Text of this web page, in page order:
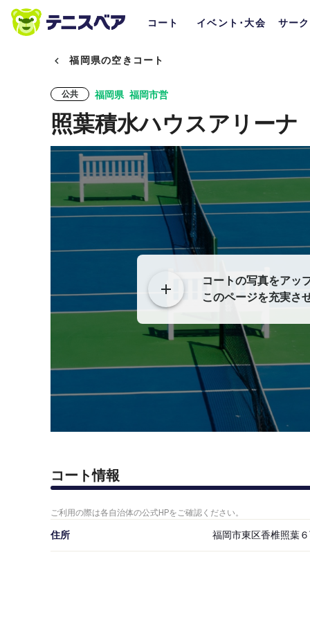
コート イベント･大会 サー
福岡県の空きコート
公共 福岡県 福岡市営
照葉積水ハウスアリーナ
コートの写真をアッ
このページを充実さ
コート情報
ご利用の際は各自治体の公式HPをご確認ください。
住所 福岡市東区香椎照葉